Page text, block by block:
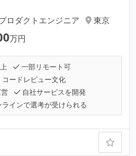
ロダクトエンジニア
東京
万円
一部リモート可
コードレビュー文化
自社サービスを開発
ラインで選考が受けられる